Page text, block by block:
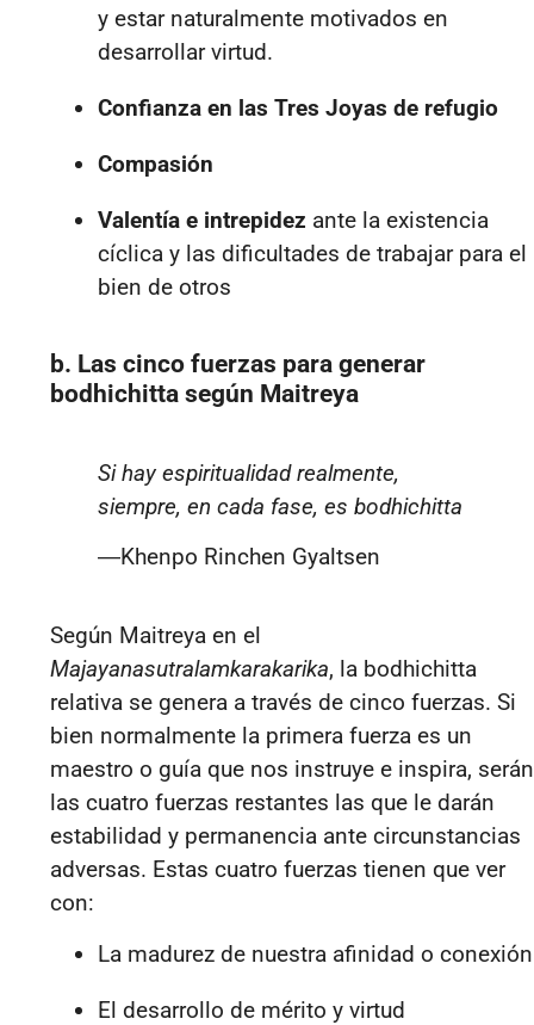
y estar naturalmente motivados en
desarrollar virtud.
Confianza en las Tres Joyas de refugio
Compasión
Valentía e intrepidez ante la existencia
cíclica y las dificultades de trabajar para el
bien de otros
b. Las cinco fuerzas para generar
bodhichitta según Maitreya
Si hay espiritualidad realmente,
siempre, en cada fase, es bodhichitta
―Khenpo Rinchen Gyaltsen
Según Maitreya en el
Majayanasutralamkarakarika, la bodhichitta
relativa se genera a través de cinco fuerzas. Si
bien normalmente la primera fuerza es un
maestro o guía que nos instruye e inspira, serán
las cuatro fuerzas restantes las que le darán
estabilidad y permanencia ante circunstancias
adversas. Estas cuatro fuerzas tienen que ver
con:
La madurez de nuestra afinidad o conexión
El desarrollo de mérito y virtud